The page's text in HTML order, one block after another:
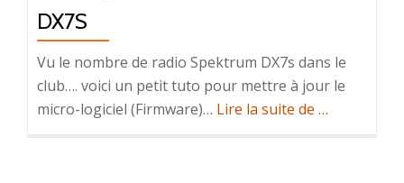
DX7S
Vu le nombre de radio Spektrum DX7s dans le
club…. voici un petit tuto pour mettre à jour le
micro-logiciel (Firmware)… Lire la suite de à
…